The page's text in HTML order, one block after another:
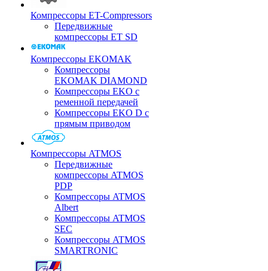
Компрессоры ET-Compressors
Передвижные
компрессоры ET SD
Компрессоры EKOMAK
Компрессоры
EKOMAK DIAMOND
Компрессоры EKO c
ременной передачей
Компрессоры EKO D с
прямым приводом
Компрессоры ATMOS
Передвижные
компрессоры ATMOS
PDP
Компрессоры ATMOS
Albert
Компрессоры ATMOS
SEC
Компрессоры ATMOS
SMARTRONIC